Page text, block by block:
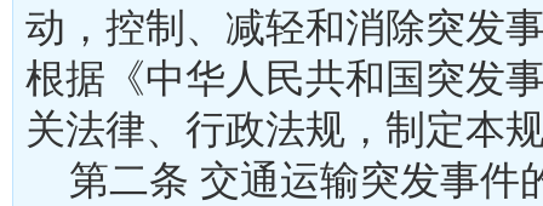
动，控制、减轻和消除突发
根据《中华人民共和国突发
关法律、行政法规，制
第二条 交通运输突发事件